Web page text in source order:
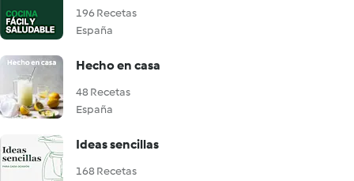
196 Recetas
España
Hecho en casa
48 Recetas
España
Ideas sencillas
168 Recetas